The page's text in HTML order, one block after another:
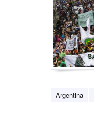
Argentina